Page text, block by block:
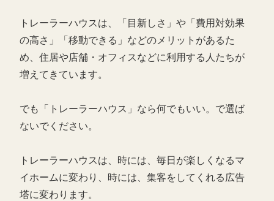
トレーラーハウスは、「目新しさ」や「費用対効果
の高さ」「移動できる」などのメリットがあるた
め、住居や店舗・オフィスなどに利用する人たちが
増えてきています。
でも「トレーラーハウス」なら何でもいい。で選ば
ないでください。
トレーラーハウスは、時には、毎日が楽しくなるマ
イホームに変わり、時には、集客をしてくれる広告
塔に変わります。